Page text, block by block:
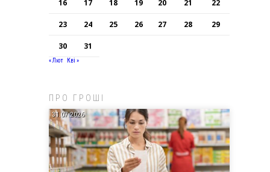
16 17 18 19 20 21 22
23 24 25 26 27 28 29
30 31
« Лют Кві »
ПРО ГРОШІ
31.07.2026